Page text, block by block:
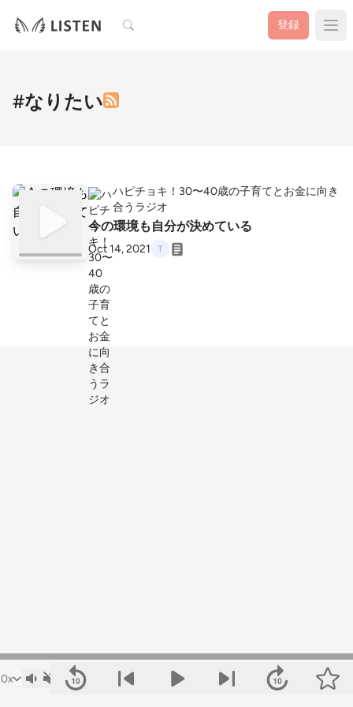
検索 登録
#なりたい
ハピチョキ！30〜40歳の子育てとお金に向き
合うラジオ
今の環境も自分が決めている
Oct 14, 2021